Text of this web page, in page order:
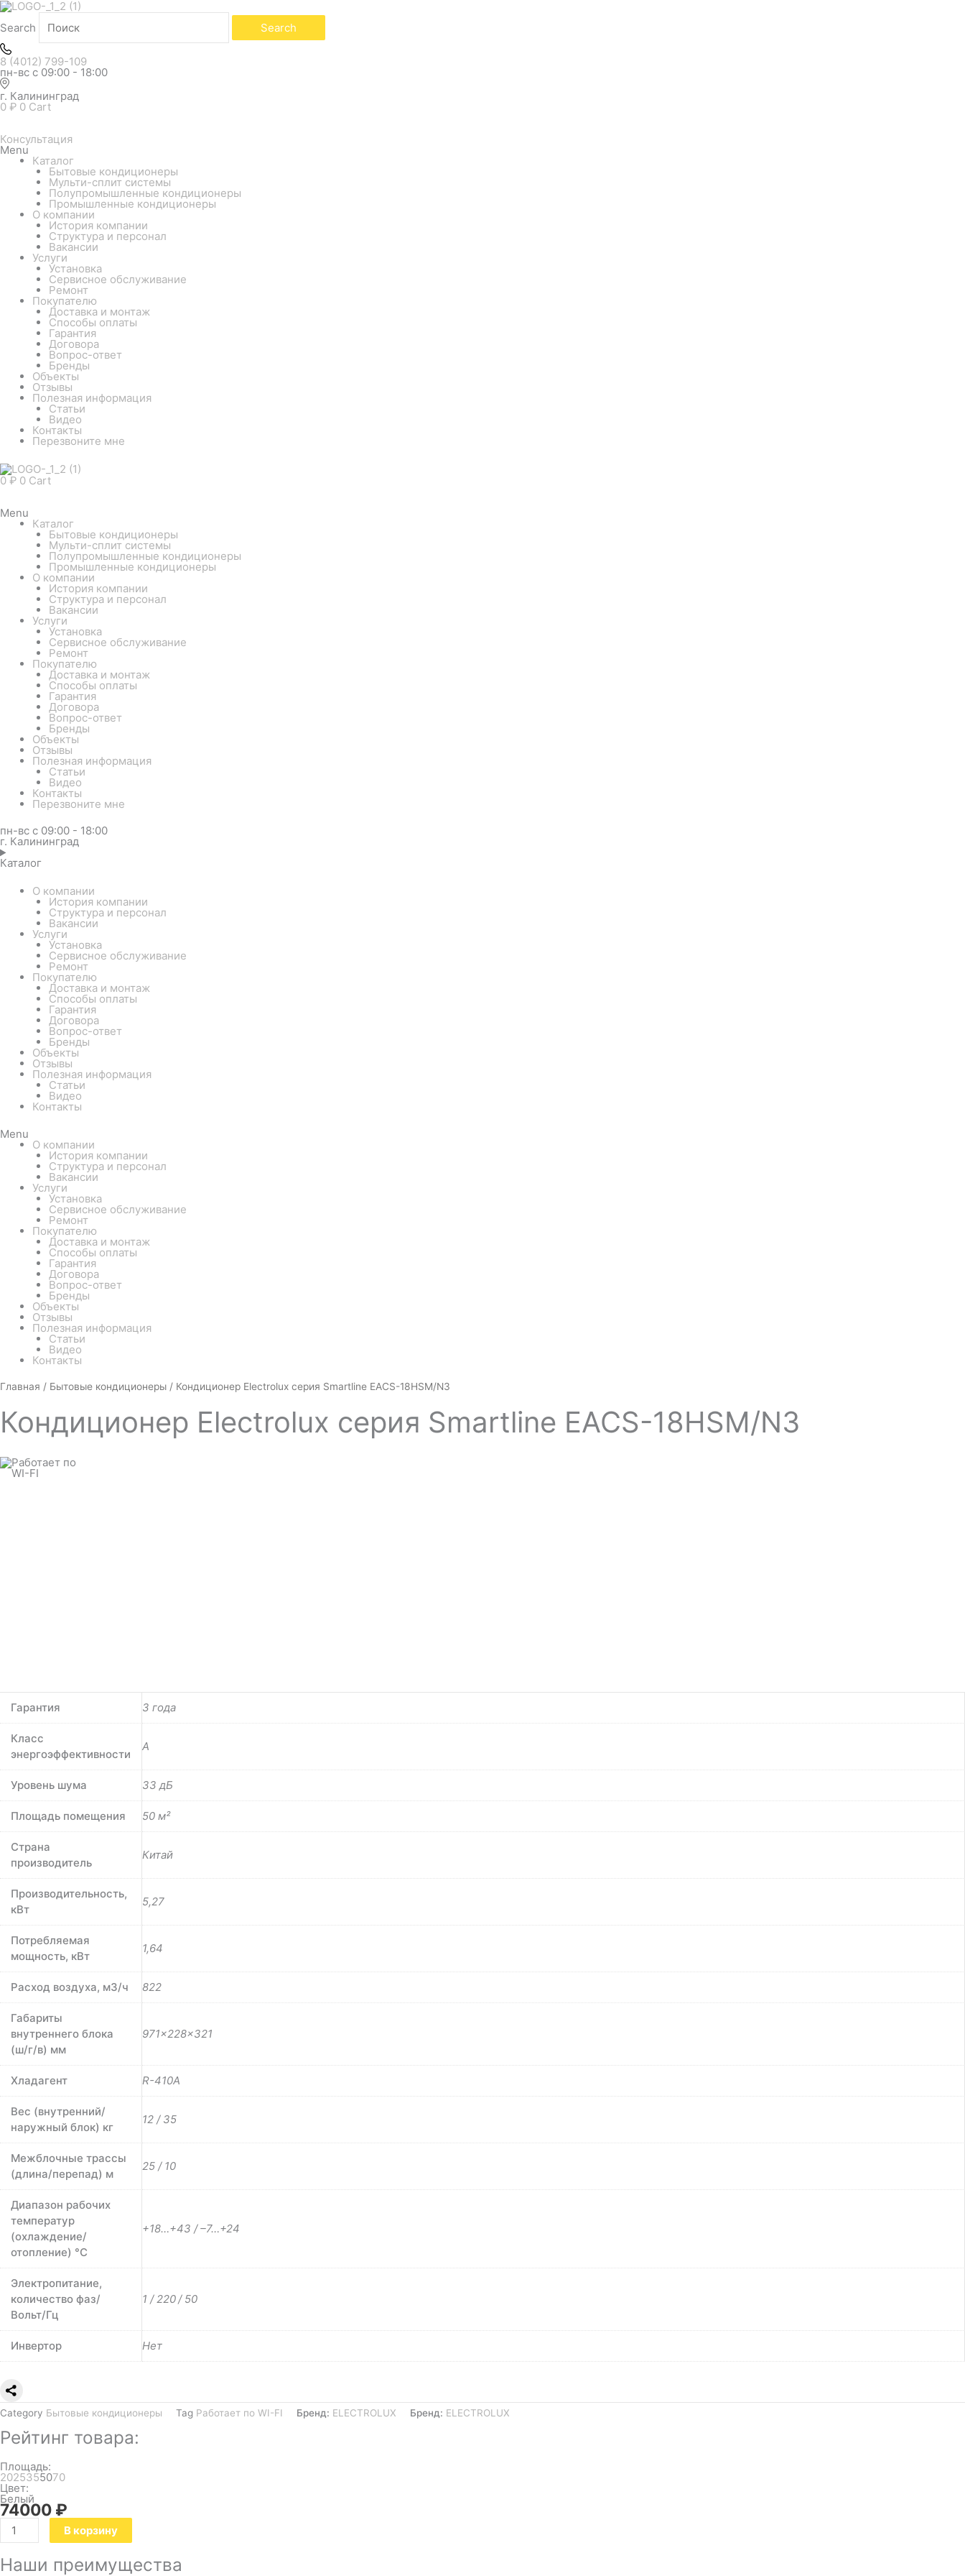
Search Search
8 (4012) 799-109
пн-вс с 09:00 - 18:00
г. Калининград
0 ₽ 0 Cart
Консультация
Menu
Каталог
Бытовые кондиционеры
Мульти-сплит системы
Полупромышленные кондиционеры
Промышленные кондиционеры
О компании
История компании
Структура и персонал
Вакансии
Услуги
Установка
Сервисное обслуживание
Ремонт
Покупателю
Доставка и монтаж
Способы оплаты
Гарантия
Договора
Вопрос-ответ
Бренды
Объекты
Отзывы
Полезная информация
Статьи
Видео
Контакты
Перезвоните мне
0 ₽ 0 Cart
Menu
Каталог
Бытовые кондиционеры
Мульти-сплит системы
Полупромышленные кондиционеры
Промышленные кондиционеры
О компании
История компании
Структура и персонал
Вакансии
Услуги
Установка
Сервисное обслуживание
Ремонт
Покупателю
Доставка и монтаж
Способы оплаты
Гарантия
Договора
Вопрос-ответ
Бренды
Объекты
Отзывы
Полезная информация
Статьи
Видео
Контакты
Перезвоните мне
пн-вс с 09:00 - 18:00
г. Калининград
Каталог
О компании
История компании
Структура и персонал
Вакансии
Услуги
Установка
Сервисное обслуживание
Ремонт
Покупателю
Доставка и монтаж
Способы оплаты
Гарантия
Договора
Вопрос-ответ
Бренды
Объекты
Отзывы
Полезная информация
Статьи
Видео
Контакты
Menu
О компании
История компании
Структура и персонал
Вакансии
Услуги
Установка
Сервисное обслуживание
Ремонт
Покупателю
Доставка и монтаж
Способы оплаты
Гарантия
Договора
Вопрос-ответ
Бренды
Объекты
Отзывы
Полезная информация
Статьи
Видео
Контакты
Главная / Бытовые кондиционеры / Кондиционер Electrolux серия Smartline EACS-18HSM/N3
Кондиционер Electrolux серия Smartline EACS-18HSM/N3
Гарантия 3 года
Класс
энергоэффективности
A
Уровень шума 33 дБ
Площадь помещения 50 м²
Страна
производитель
Китай
Производительность,
кВт
5,27
Потребляемая
мощность, кВт
1,64
Расход воздуха, м3/ч 822
Габариты
внутреннего блока
(ш/г/в) мм
971×228×321
Хладагент R-410A
Вес (внутренний/
наружный блок) кг
12 / 35
Межблочные трассы
(длина/перепад) м
25 / 10
Диапазон рабочих
температур
(охлаждение/
отопление) °C
+18…+43 / –7…+24
Электропитание,
количество фаз/
Вольт/Гц
1 / 220 / 50
Инвертор Нет
Category Бытовые кондиционеры Tag Работает по WI-FI Бренд: ELECTROLUX Бренд: ELECTROLUX
Рейтинг товара:
Площадь:
2025355070
Цвет:
Белый
Белый
74000 ₽
Количество
Electrolux
серия
18HSM/N3
В корзину
Наши преимущества